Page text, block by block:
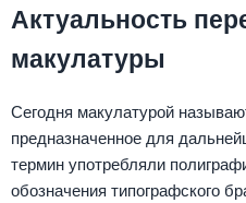
Актуальность
макулатуры
Сегодня макулатурой
предназначенное для
термин употребляли
обозначения типографского